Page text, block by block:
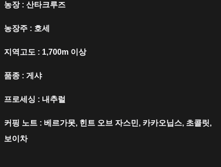
농장 : 산타크루즈
농장주 : 호세
지역고도 : 1,700m 이상
품종 : 게샤
프로세싱 : 내추럴
커핑 노트 : 베르가못, 힌트 오브 자스민, 카카오닙스, 초콜릿,
보이차